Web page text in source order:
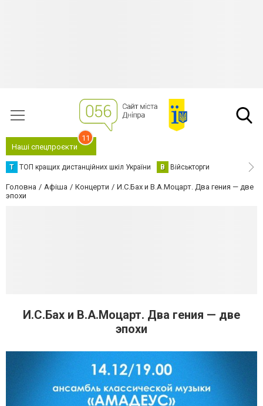
Наші спецпроєкти
11
Т ТОП кращих дистанційних шкіл України В Військторги
Головна Афіша Концерти
И.С.Бах и В.А.Моцарт. Два гения — две
эпохи
И.С.Бах и В.А.Моцарт. Два гения — две
эпохи